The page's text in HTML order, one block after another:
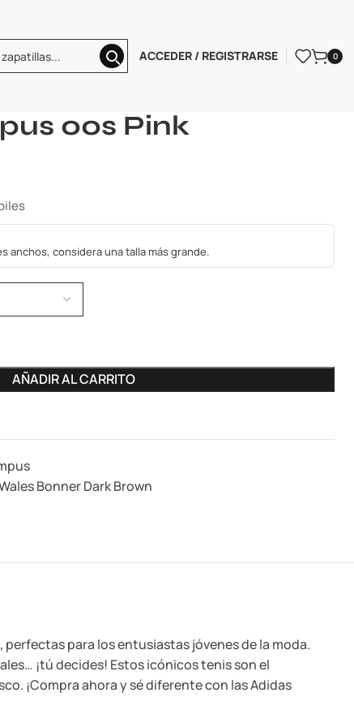
ACCEDER / REGISTRARSE 0
00s Pink
anchos, considera una talla más grande.
AÑADIR AL CARRITO
Bonner Dark Brown
para los entusiastas jóvenes de la moda.
¡tú decides! Estos icónicos tenis son el
¡Compra ahora y sé diferente con las Adidas